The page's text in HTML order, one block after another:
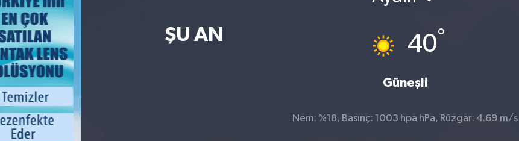
ŞU AN 40°
Güneşli
Nem: %18, Basınç: 1003 hpa hPa, Rüzgar: 4.69 m/s
Tüm Manşetler
Son Dakika Haberleri
Haber Arşivi